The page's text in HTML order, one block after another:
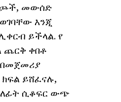
መውሰድ
እንጂ
ይችላል. የ
ጨርቅ ቀበቶ
በመጀመሪያ
ይሸፈናሉ,
ለፊት ሲቆፍር ውጭ